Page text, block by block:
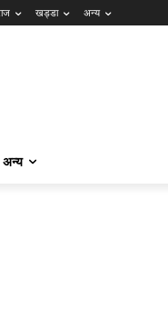
खड्डा अन्य
अन्य